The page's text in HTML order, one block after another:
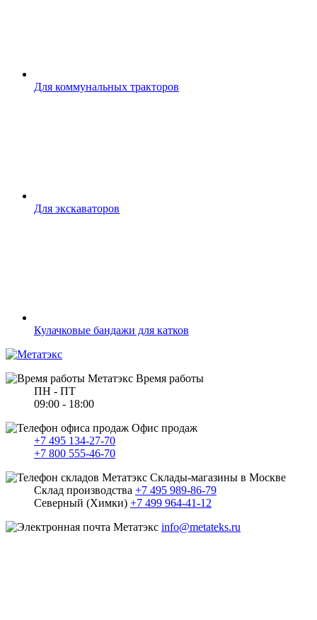
Для коммунальных тракторов
Для экскаваторов
Кулачковые бандажи для катков
Время работы
ПН - ПТ
09:00 - 18:00
Офис продаж
+7 495 134-27-70
+7 800 555-46-70
Склады-магазины в Москве
Склад производства +7 495 989-86-79
Северный (Химки) +7 499 964-41-12
info@metateks.ru